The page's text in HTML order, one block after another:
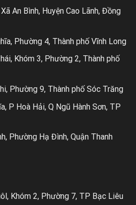
An Bình, Huyện Cao Lãnh, Đồng
Phường 4, Thành phố Vĩnh Long
Khóm 3, Phường 2, Thành phố
Phường 9, Thành phố Sóc Trăng
P Hoà Hải, Q Ngũ Hành Sơn, TP
Phường Hạ Đình, Quận Thanh
Khóm 2, Phường 7, TP Bạc Liêu